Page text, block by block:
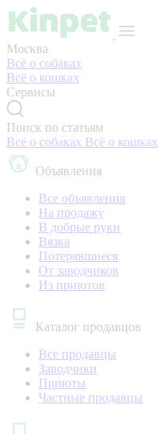
Москва
Всё о собаках
Всё о кошках
Сервисы
Поиск по статьям
Всё о собаках Всё о кошках
Объявления
Все объявления
На продажу
В добрые руки
Вязка
Потерявшиеся
От заводчиков
Из приютов
Каталог продавцов
Все продавцы
Заводчики
Приюты
Частные продавцы